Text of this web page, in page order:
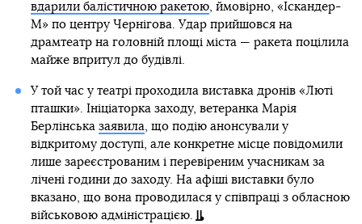
вдарили балістичною ракетою, ймовірно, «Іскандер-
М» по центру Чернігова. Удар прийшовся на
драмтеатр на головній площі міста — ракета поцілила
майже впритул до будівлі.
У той час у театрі проходила виставка дронів «Люті
пташки». Ініціаторка заходу, ветеранка Марія
Берлінська заявила, що подію анонсували у
відкритому доступі, але конкретне місце повідомили
лише зареєстрованим і перевіреним учасникам за
лічені години до заходу. На афіші виставки було
вказано, що вона проводилася у співпраці з обласною
військовою адміністрацією.